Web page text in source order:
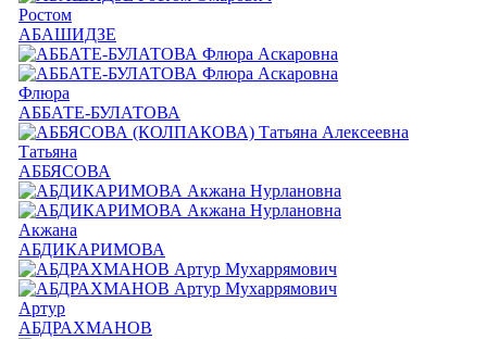
Ростом
АБАШИДЗЕ
Флюра
АББАТЕ-БУЛАТОВА
Татьяна
АББЯСОВА
Акжана
АБДИКАРИМОВА
Артур
АБДРАХМАНОВ